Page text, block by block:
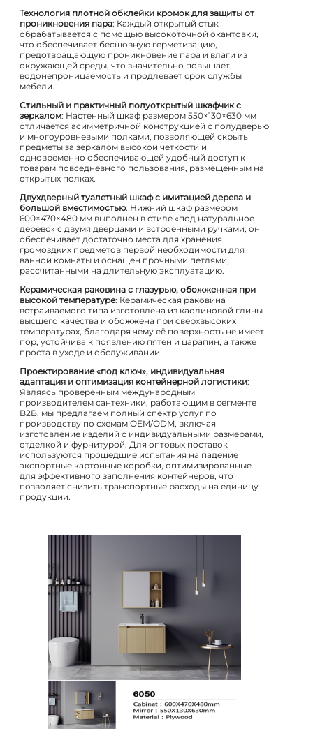
Технология плотной обклейки кромок для защиты от
проникновения пара: Каждый открытый стык
обрабатывается с помощью высокоточной окантовки,
что обеспечивает бесшовную герметизацию,
предотвращающую проникновение пара и влаги из
окружающей среды, что значительно повышает
водонепроницаемость и продлевает срок службы
мебели.
Стильный и практичный полуоткрытый шкафчик с
зеркалом: Настенный шкаф размером 550×130×630 мм
отличается асимметричной конструкцией с полудверью
и многоуровневыми полками, позволяющей скрыть
предметы за зеркалом высокой четкости и
одновременно обеспечивающей удобный доступ к
товарам повседневного пользования, размещенным на
открытых полках.
Двухдверный туалетный шкаф с имитацией дерева и
большой вместимостью: Нижний шкаф размером
600×470×480 мм выполнен в стиле «под натуральное
дерево» с двумя дверцами и встроенными ручками; он
обеспечивает достаточно места для хранения
громоздких предметов первой необходимости для
ванной комнаты и оснащен прочными петлями,
рассчитанными на длительную эксплуатацию.
Керамическая раковина с глазурью, обожженная при
высокой температуре: Керамическая раковина
встраиваемого типа изготовлена из каолиновой глины
высшего качества и обожжена при сверхвысоких
температурах, благодаря чему её поверхность не имеет
пор, устойчива к появлению пятен и царапин, а также
проста в уходе и обслуживании.
Проектирование «под ключ», индивидуальная
адаптация и оптимизация контейнерной логистики:
Являясь проверенным международным
производителем сантехники, работающим в сегменте
B2B, мы предлагаем полный спектр услуг по
производству по схемам OEM/ODM, включая
изготовление изделий с индивидуальными размерами,
отделкой и фурнитурой. Для оптовых поставок
используются прошедшие испытания на падение
экспортные картонные коробки, оптимизированные
для эффективного заполнения контейнеров, что
позволяет снизить транспортные расходы на единицу
продукции.